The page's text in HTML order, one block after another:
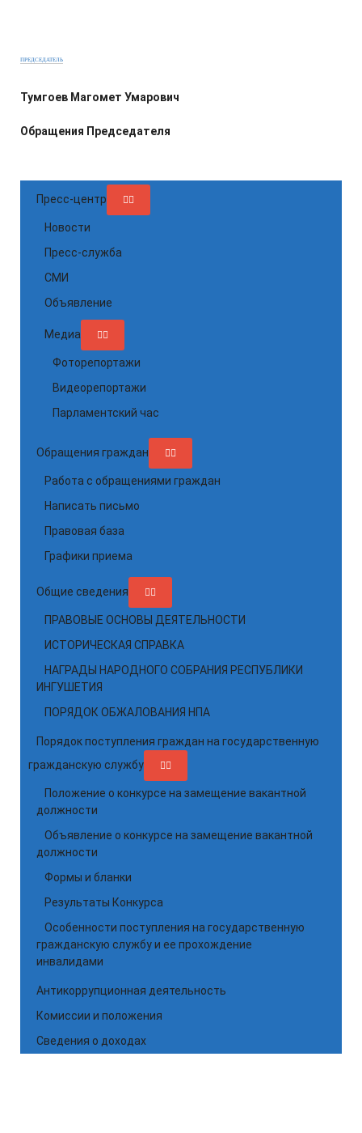
ПРЕДСЕДАТЕЛЬ
Тумгоев Магомет Умарович
Обращения Председателя
Пресс-центр
Новости
Пресс-служба
СМИ
Объявление
Медиа
Фоторепортажи
Видеорепортажи
Парламентский час
Обращения граждан
Работа с обращениями граждан
Написать письмо
Правовая база
Графики приема
Общие сведения
ПРАВОВЫЕ ОСНОВЫ ДЕЯТЕЛЬНОСТИ
ИСТОРИЧЕСКАЯ СПРАВКА
НАГРАДЫ НАРОДНОГО СОБРАНИЯ РЕСПУБЛИКИ
ИНГУШЕТИЯ
ПОРЯДОК ОБЖАЛОВАНИЯ НПА
Порядок поступления граждан на государственную
гражданскую службу
Положение о конкурсе на замещение вакантной
должности
Объявление о конкурсе на замещение вакантной
должности
Формы и бланки
Результаты Конкурса
Особенности поступления на государственную
гражданскую службу и ее прохождение
инвалидами
Антикоррупционная деятельность
Комиссии и положения
Сведения о доходах